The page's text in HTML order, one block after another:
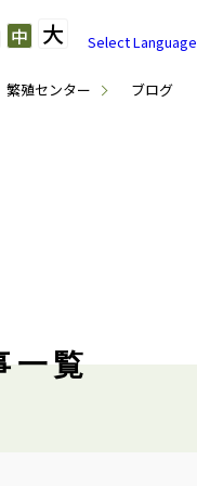
繁殖センター ブログ
中 大 Select Language
覧